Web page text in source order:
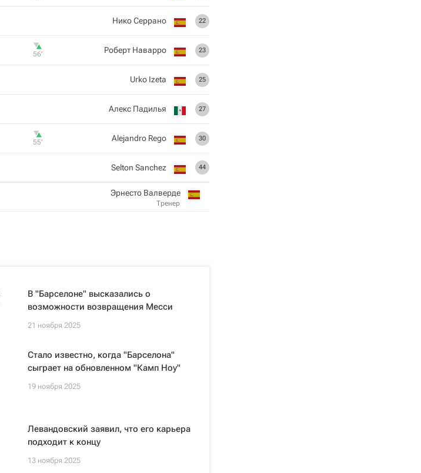
22
Нико Серрано
23
Роберт Наварро
56‎’‎
25
Urko Izeta
27
Алекс Падилья
30
Alejandro Rego
55‎’‎
44
Selton Sanchez
Эрнесто Валверде
Тренер
В "Барселоне" высказались о
возможности возвращения Месси
21 ноября 2025
Стало известно, когда "Барселона"
сыграет на обновленном "Камп Ноу"
19 ноября 2025
Левандовский заявил, что его карьера
подходит к концу
13 ноября 2025